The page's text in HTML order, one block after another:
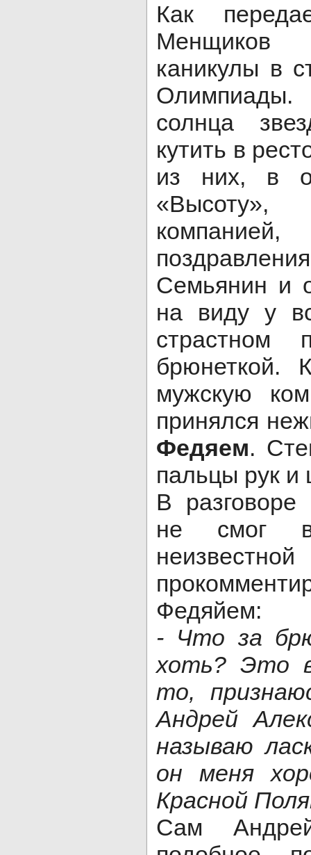
Как
Менщиков
каникулы в
Олимпиады.
солнца
кутить в
из них, в
компанией,
Семьянин и
на виду у
страстном
брюнеткой.
мужскую
принялся
Федяем.
пальцы рук и
В
не смог
Федяйем:
- Что за
хоть? Это
то,
Андрей
называю
он меня
Красной
Сам